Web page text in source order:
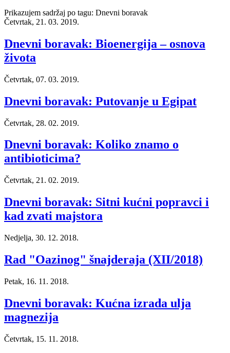
Prikazujem sadržaj po tagu: Dnevni boravak
Četvrtak, 21. 03. 2019.
Dnevni boravak: Bioenergija – osnova
života
Četvrtak, 07. 03. 2019.
Dnevni boravak: Putovanje u Egipat
Četvrtak, 28. 02. 2019.
Dnevni boravak: Koliko znamo o
antibioticima?
Četvrtak, 21. 02. 2019.
Dnevni boravak: Sitni kućni popravci i
kad zvati majstora
Nedjelja, 30. 12. 2018.
Rad "Oazinog" šnajderaja (XII/2018)
Petak, 16. 11. 2018.
Dnevni boravak: Kućna izrada ulja
magnezija
Četvrtak, 15. 11. 2018.